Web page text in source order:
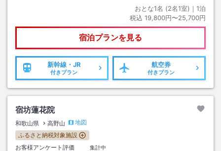
おとな1名 (2名1室)｜ 1泊
税込 19,800円〜25,700円
宿泊プランを見る
新幹線・JR
付きプラン
航空券
付きプラン
宿坊蓮花院
和歌山県 高野山
地図
ふるさと納税対象施設
お客様アンケート評価
集計中